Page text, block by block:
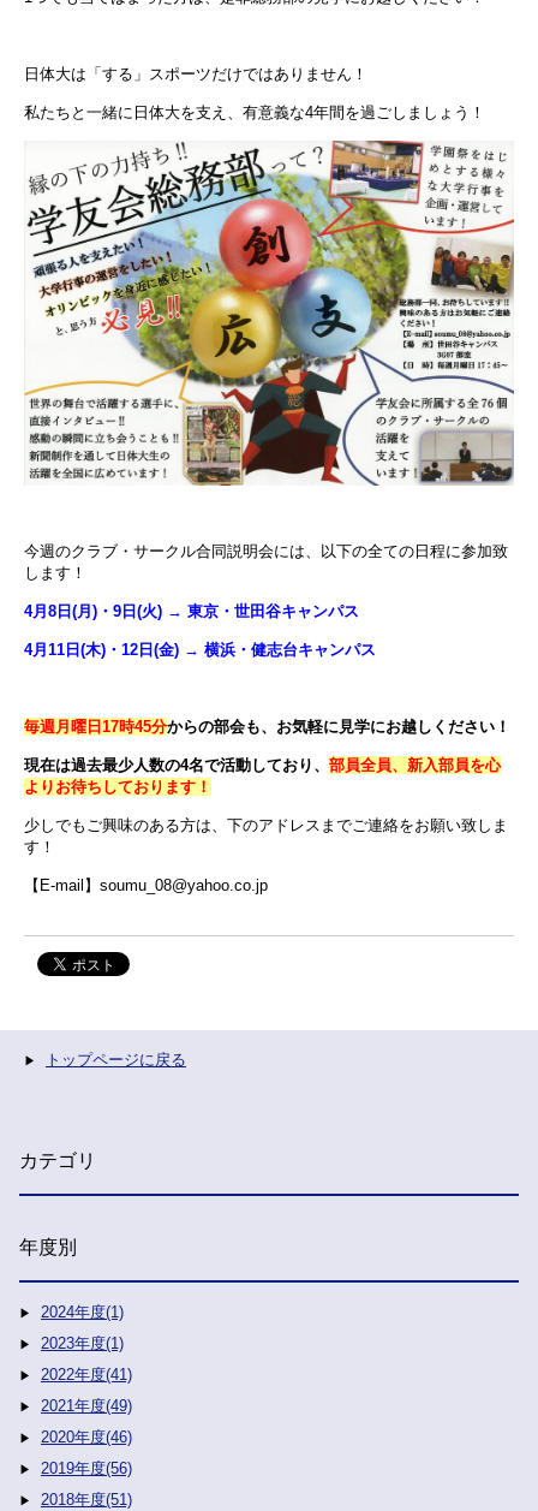
日体大は「する」スポーツだけではありません！
私たちと一緒に日体大を支え、有意義な4年間を過ごしましょう！
今週のクラブ・サークル合同説明会には、以下の全ての日程に参加致
します！
4月8日(月)・9日(火) → 東京・世田谷キャンパス
4月11日(木)・12日(金) → 横浜・健志台キャンパス
毎週月曜日17時45分からの部会も、お気軽に見学にお越しください！
現在は過去最少人数の4名で活動しており、 部員全員、新入部員を心
よりお待ちしております！
少しでもご興味のある方は、下のアドレスまでご連絡をお願い致しま
す！
【E-mail】soumu_08@yahoo.co.jp
トップページに戻る
カテゴリ
年度別
2024年度(1)
2023年度(1)
2022年度(41)
2021年度(49)
2020年度(46)
2019年度(56)
2018年度(51)